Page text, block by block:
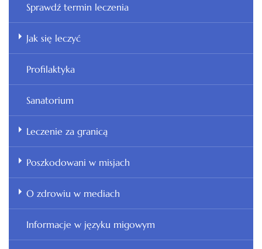
Sprawdź termin leczenia
Jak się leczyć
Profilaktyka
Sanatorium
Leczenie za granicą
Poszkodowani w misjach
O zdrowiu w mediach
Informacje w języku migowym